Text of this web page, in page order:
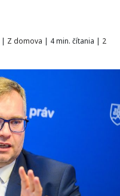
| Z domova | 4 min. čítania | 2